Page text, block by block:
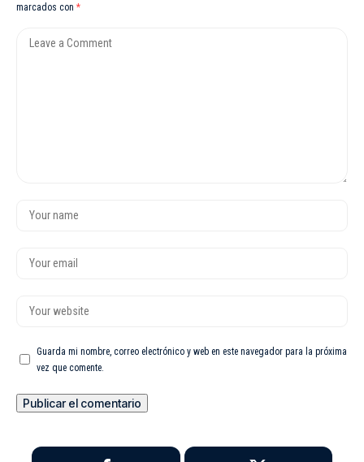
marcados con *
Guarda mi nombre, correo electrónico y web en este navegador para la próxima
vez que comente.